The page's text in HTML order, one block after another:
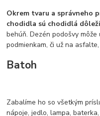
Okrem tvaru a správneho
chodidla sú chodidlá
behúň. Dezén podošvy
podmienkam, či už na
Batoh
Zabalíme ho so všetkým
nápoje, jedlo, lampa,